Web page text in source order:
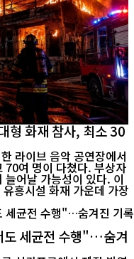
화재 참사, 최소 30
라이브 음악 공연장에서
70여 명이 다쳤다. 부상자
늘어날 가능성이 있다. 이
흥시설 화재 가운데 가장
도 세균전 수행"…숨겨